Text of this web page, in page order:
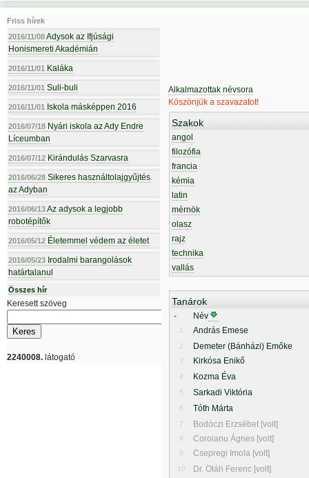
Friss hírek
2016/11/08Adysok az Ifjúsági
Honismereti Akadémián
2016/11/01 Kaláka
2016/11/01 Suli-buli
2016/11/01 Iskola másképpen 2016
2016/07/18 Nyári iskola az Ady Endre
Líceumban
2016/07/12 Kirándulás Szarvasra
2016/06/28 Sikeres használtolajgyűjtés
az Adyban
2016/06/13Az adysok a legjobb
robotépítők
2016/05/12 Életemmel védem az életet
2016/05/23 Irodalmi barangolások
határtalanul
Összes hír
Keresett szöveg
2240008. látogató
Alkalmazottak névsora
Köszönjük a szavazatot!
Szakok
angol
filozófia
francia
kémia
latin
mérnök
olasz
rajz
technika
vallás
Tanárok
- Név
1 András Emese
2 Demeter (Bánházi) Emőke
3 Kirkósa Enikő
4 Kozma Éva
5 Sarkadi Viktória
6 Tóth Márta
7 Bodóczi Erzsébet [volt]
8 Coroianu Ágnes [volt]
9 Csepregi Imola [volt]
10 Dr. Oláh Ferenc [volt]